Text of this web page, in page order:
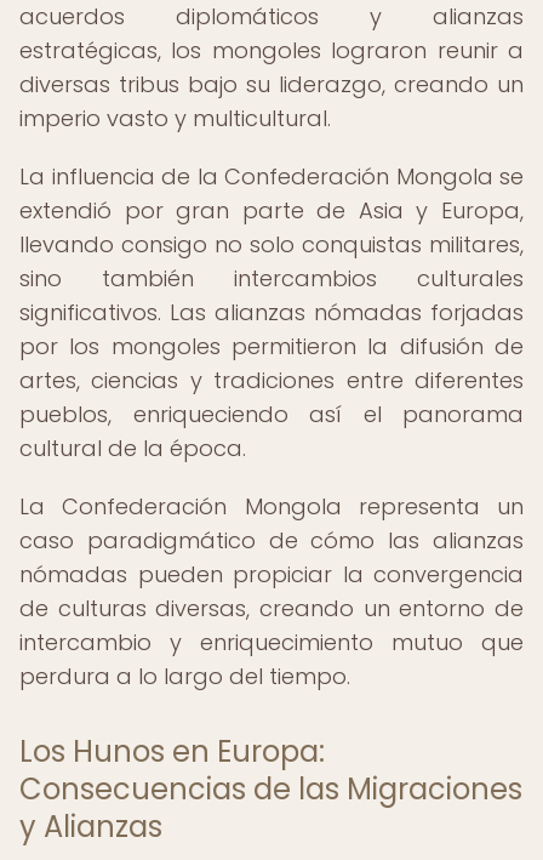
acuerdos diplomáticos y alianzas
estratégicas, los mongoles lograron reunir a
diversas tribus bajo su liderazgo, creando un
imperio vasto y multicultural.
La influencia de la Confederación Mongola se
extendió por gran parte de Asia y Europa,
llevando consigo no solo conquistas militares,
sino también intercambios culturales
significativos. Las alianzas nómadas forjadas
por los mongoles permitieron la difusión de
artes, ciencias y tradiciones entre diferentes
pueblos, enriqueciendo así el panorama
cultural de la época.
La Confederación Mongola representa un
caso paradigmático de cómo las alianzas
nómadas pueden propiciar la convergencia
de culturas diversas, creando un entorno de
intercambio y enriquecimiento mutuo que
perdura a lo largo del tiempo.
Los Hunos en Europa:
Consecuencias de las Migraciones
y Alianzas